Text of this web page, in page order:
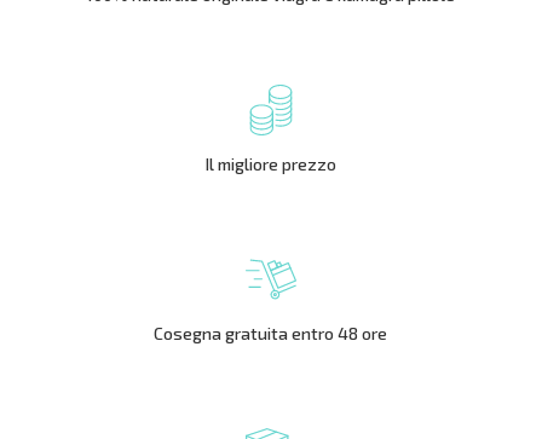
Il migliore prezzo
Cosegna gratuita entro 48 ore